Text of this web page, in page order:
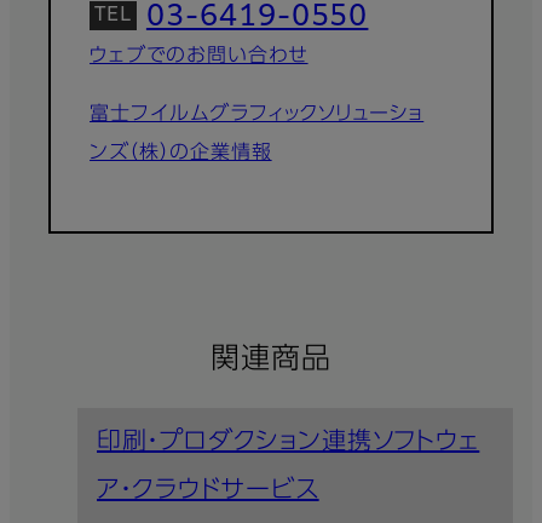
03-6419-0550
ウェブでのお問い合わせ
富士フイルムグラフィックソリューショ
ンズ（株）の企業情報
関連商品
印刷・プロダクション連携ソフトウェ
ア・クラウドサービス